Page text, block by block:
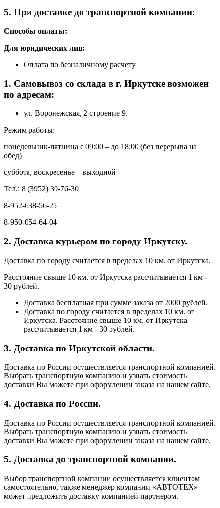
5. При доставке до транспортной компании:
Способы оплаты:
Для юридических лиц:
Оплата по безналичному расчету
1. Самовывоз со склада в г. Иркутске возможен
по адресам:
ул. Воронежская, 2 строение 9.
Режим работы:
понедельник-пятница с 09:00 – до 18:00 (без перерыва на
обед)
суббота, воскресенье – выходной
Тел.: 8 (3952) 30-76-30
8-952-638-56-25
8-950-054-64-04
2. Доставка курьером по городу Иркутску.
Доставка по городу считается в пределах 10 км. от Иркутска.
Расстояние свыше 10 км. от Иркутска рассчитывается 1 км -
30 рублей.
Доставка бесплатная при сумме заказа от 2000 рублей.
Доставка по городу считается в пределах 10 км. от
Иркутска. Расстояние свыше 10 км. от Иркутска
рассчитывается 1 км - 30 рублей.
3. Доставка по Иркутской области.
Доставка по России осуществляется транспортной компанией.
Выбрать транспортную компанию и узнать стоимость
доставки Вы можете при оформлении заказа на нашем сайте.
4. Доставка по России.
Доставка по России осуществляется транспортной компанией.
Выбрать транспортную компанию и узнать стоимость
доставки Вы можете при оформлении заказа на нашем сайте.
5. Доставка до транспортной компании.
Выбор транспортной компании осуществляется клиентом
самостоятельно, также менеджер компании «АВТОТЕХ»
может предложить доставку компанией-партнером.